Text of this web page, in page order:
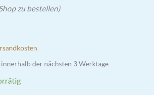
zu bestellen)
der nächsten 3 Werktage